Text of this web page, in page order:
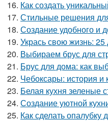
16. Как создать
17. Стильные решения
18. Создание удобного и
19. Укрась свою жизнь:
20. Выбираем брус для
21. Брус для дома: как
22. Чебоксары: история и
23. Белая кухня зеленые
24. Создание уютной
25. Как сделать